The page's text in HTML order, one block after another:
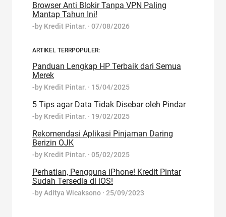
Browser Anti Blokir Tanpa VPN Paling
Mantap Tahun Ini!
-by Kredit Pintar. · 07/08/2026
ARTIKEL TERRPOPULER:
Panduan Lengkap HP Terbaik dari Semua
Merek
-by Kredit Pintar. · 15/04/2025
5 Tips agar Data Tidak Disebar oleh Pindar
-by Kredit Pintar. · 19/02/2025
Rekomendasi Aplikasi Pinjaman Daring
Berizin OJK
-by Kredit Pintar. · 05/02/2025
Perhatian, Pengguna iPhone! Kredit Pintar
Sudah Tersedia di iOS!
-byAditya Wicaksono · 25/09/2023